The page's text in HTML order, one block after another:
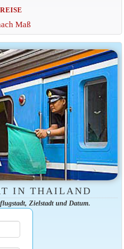
Maß
IN THAILAND
Zielstadt und Datum.